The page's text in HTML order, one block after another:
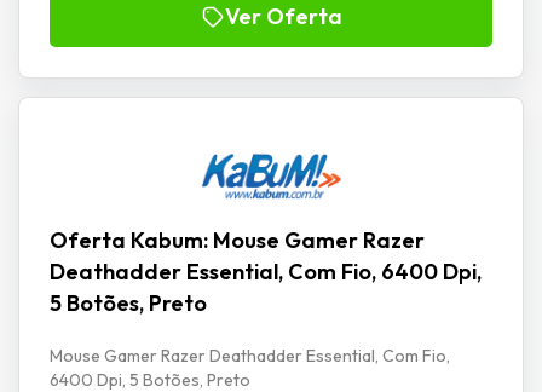
Ver Oferta
Oferta Kabum: Mouse Gamer Razer
Deathadder Essential, Com Fio, 6400 Dpi,
5 Botões, Preto
Mouse Gamer Razer Deathadder Essential, Com Fio,
6400 Dpi, 5 Botões, Preto